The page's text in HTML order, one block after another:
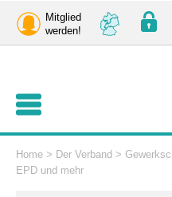
Mitglied
werden!
Home > Der Verband >
EPD und mehr